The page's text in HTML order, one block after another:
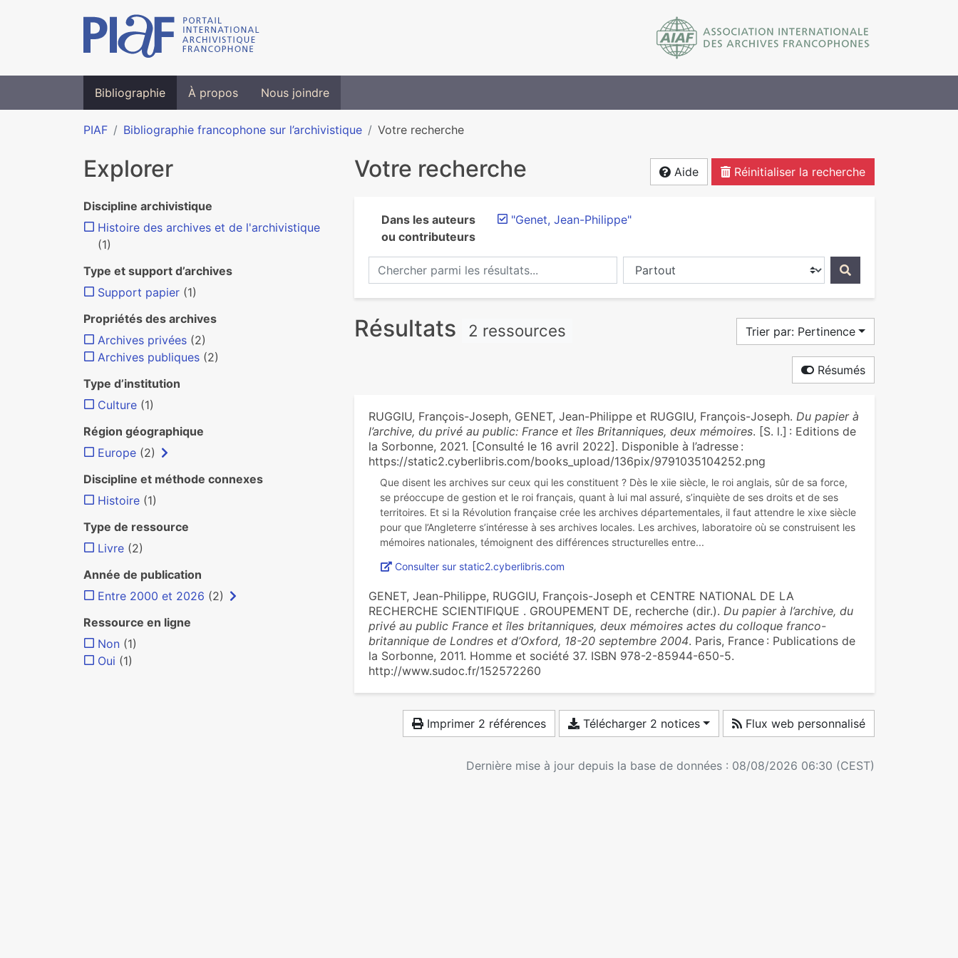
Bibliographie À propos Nous joindre
PIAF Bibliographie francophone sur l’archivistique Votre recherche
Votre recherche Aide Réinitialiser la recherche
Dans les auteurs
ou contributeurs
"Genet, Jean-Philippe"
Chercher parmi les résultats... Chercher dans...
Résultats 2 ressources Trier par: Pertinence
Résumés
RUGGIU, François-Joseph, GENET, Jean-Philippe et RUGGIU, François-Joseph. Du papier à
l’archive, du privé au public: France et îles Britanniques, deux mémoires. [S. l.] : Editions de
la Sorbonne, 2021. [Consulté le 16 avril 2022]. Disponible à l’adresse :
https://static2.cyberlibris.com/books_upload/136pix/9791035104252.png
Que disent les archives sur ceux qui les constituent ? Dès le xiie siècle, le roi anglais, sûr de sa force,
se préoccupe de gestion et le roi français, quant à lui mal assuré, s’inquiète de ses droits et de ses
territoires. Et si la Révolution française crée les archives départementales, il faut attendre le xixe siècle
pour que l’Angleterre s’intéresse à ses archives locales. Les archives, laboratoire où se construisent les
Consulter sur static2.cyberlibris.com
GENET, Jean-Philippe, RUGGIU, François-Joseph et CENTRE NATIONAL DE LA
RECHERCHE SCIENTIFIQUE . GROUPEMENT DE, recherche (dir.). Du papier à l’archive, du
privé au public France et îles britanniques, deux mémoires actes du colloque franco-
britannique de Londres et d’Oxford, 18-20 septembre 2004. Paris, France : Publications de
la Sorbonne, 2011. Homme et société 37. ISBN 978-2-85944-650-5.
http://www.sudoc.fr/152572260
Imprimer 2 références Télécharger 2 notices Flux web personnalisé
Dernière mise à jour depuis la base de données : 08/08/2026 06:30 (CEST)
Explorer
Discipline archivistique
Histoire des archives et de l'archivistique
(1)
Type et support d’archives
Support papier (1)
Propriétés des archives
Archives privées (2)
Archives publiques (2)
Type d’institution
Culture (1)
Région géographique
Europe (2)
Discipline et méthode connexes
Histoire (1)
Type de ressource
Livre (2)
Année de publication
Entre 2000 et 2026 (2)
Ressource en ligne
Non (1)
Oui (1)